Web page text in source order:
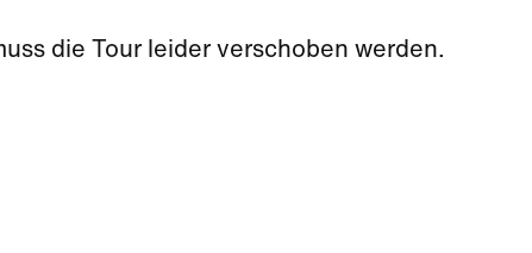
die Tour leider verschoben werden.